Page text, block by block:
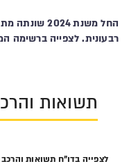
החל משנת
רבעונית. לצפייה ברשימה
תשואות
לצפייה בדו"ח תשואות